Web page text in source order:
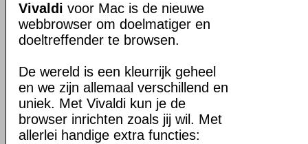
Vivaldi voor Mac is de nieuwe
webbrowser om doelmatiger en
doeltreffender te browsen.
De wereld is een kleurrijk geheel
en we zijn allemaal verschillend en
uniek. Met Vivaldi kun je de
browser inrichten zoals jij wil. Met
allerlei handige extra functies: